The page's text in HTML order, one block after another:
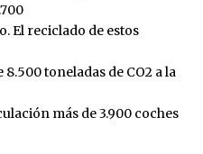
El reciclado de estos
toneladas de CO2 a la
más de 3.900 coches